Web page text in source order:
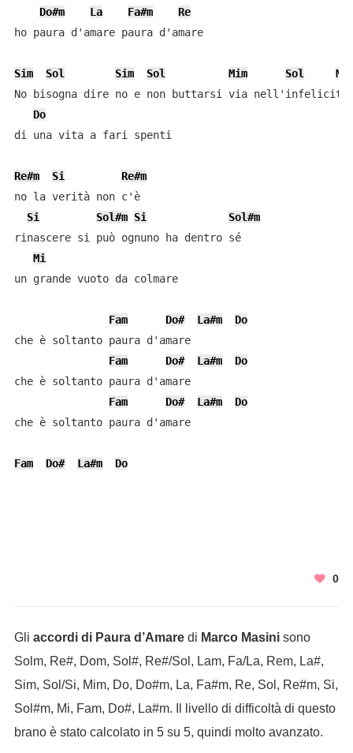
Do#m La Fa#m
Re
ho paura d'amare paura d'amare
Sim Sol Sim Sol Mim Sol
No bisogna dire no e non buttarsi via nell'infelicità
Do
di una vita a fari spenti
Re#m Si
Re#m
no la verità non c'è
Si
Sol#m Si
Sol#m
rinascere si può ognuno ha dentro sé
Mi
un grande vuoto da colmare
Fam Do# La#m
Do
che è soltanto paura d'amare
Fam
Do# La#m
Do
che è soltanto paura d'amare
Fam
Do# La#m
Do
che è soltanto paura d'amare
Fam Do# La#m Do
0
Gli accordi di Paura d’Amaredi Marco Masinisono
Solm, Re#, Dom, Sol#, Re#/Sol, Lam, Fa/La, Rem, La#,
Sim, Sol/Si, Mim, Do, Do#m, La, Fa#m, Re, Sol, Re#m, Si,
Sol#m, Mi, Fam, Do#, La#m. Il livello di difficoltà di questo
brano è stato calcolato in 5 su 5, quindi molto avanzato.